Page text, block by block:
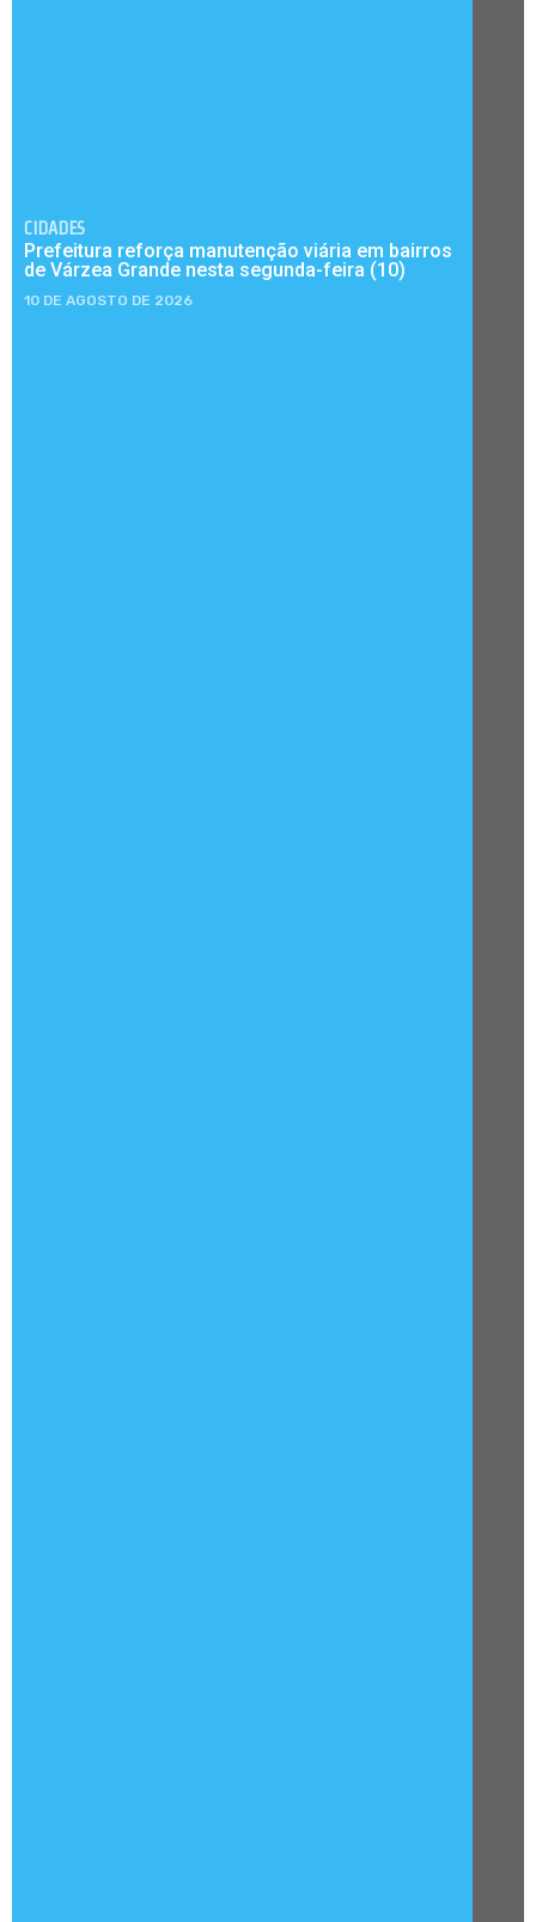
CIDADES
Prefeitura reforça manutenção viária em bairros
de Várzea Grande nesta segunda-feira (10)
10 DE AGOSTO DE 2026